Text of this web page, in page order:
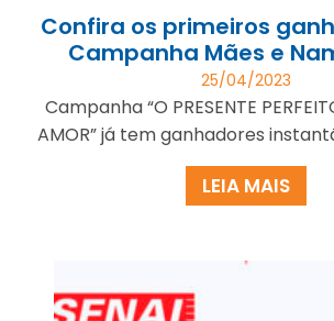
Confira os primeiros
Campanha Mães e
25/04/2023
Campanha “O PRESENTE
AMOR” já tem ganhadores
LEIA MAIS